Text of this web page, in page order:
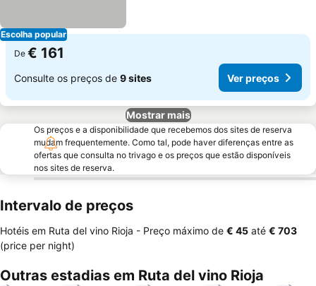
Escolha popular
De € 161
Consulte os preços de 9 sites Ver preços
Mostrar mais
Os preços e a disponibilidade que recebemos dos sites de reserva
mudam frequentemente. Como tal, pode haver diferenças entre as
ofertas que consulta no trivago e os preços que estão disponíveis
nos sites de reserva.
Intervalo de preços
Hotéis em Ruta del vino Rioja - Preço máximo de ‎€ 45 até ‎€ 703
(price per night)
Outras estadias em Ruta del vino Rioja